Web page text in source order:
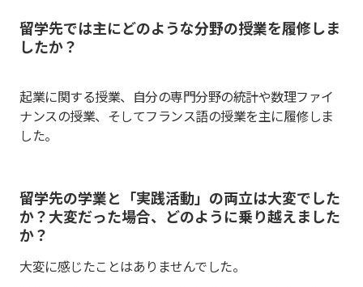
留学先では主にどのような分野の授業を履修しま
したか？
起業に関する授業、自分の専門分野の統計や数理ファイ
ナンスの授業、そしてフランス語の授業を主に履修しま
した。
留学先の学業と「実践活動」の両立は大変でした
か？大変だった場合、どのように乗り越えました
か？
大変に感じたことはありませんでした。